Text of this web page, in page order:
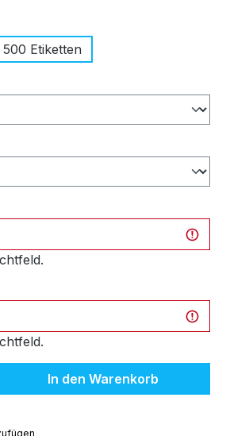
500 Etiketten
Gib den
In den Warenkorb